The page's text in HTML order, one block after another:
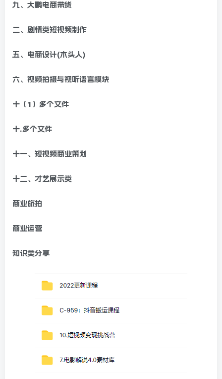
九、大鹏电商带货
二、剧情类短视频制作
五、电商设计(木头人)
六、视频拍摄与视听语言模块
十（1）多个文件
十.多个文件
十一、短视频商业策划
十二、才艺展示类
商业旅拍
商业运营
知识类分享